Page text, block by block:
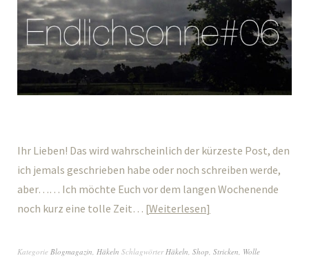
Ihr Lieben! Das wird wahrscheinlich der kürzeste Post, den
ich jemals geschrieben habe oder noch schreiben werde,
aber…… Ich möchte Euch vor dem langen Wochenende
noch kurz eine tolle Zeit… Weiterlesen
Kategorie Blogmagazin, Häkeln SchlagwörterHäkeln, Shop, Stricken, Wolle